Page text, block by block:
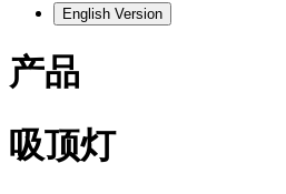
English Version
产品
吸顶灯